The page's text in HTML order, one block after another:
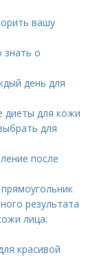
вашу
знать о
день для
диеты для кожи
для
после
результата
лица:
красивой